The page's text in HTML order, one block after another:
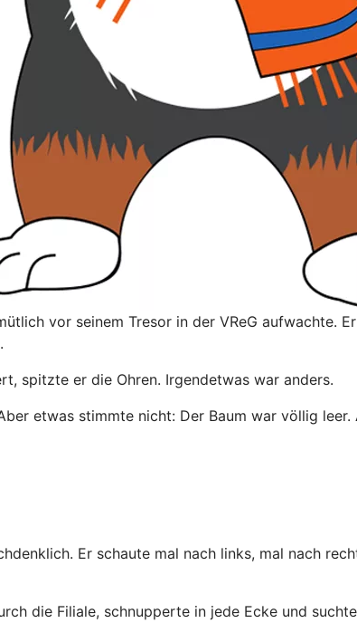
vor seinem Tresor in der VReG aufwachte.
spitzte er die Ohren. Irgendetwas war anders.
etwas stimmte nicht: Der Baum war völlig
Er schaute mal nach links, mal nach
die Filiale, schnupperte in jede Ecke und